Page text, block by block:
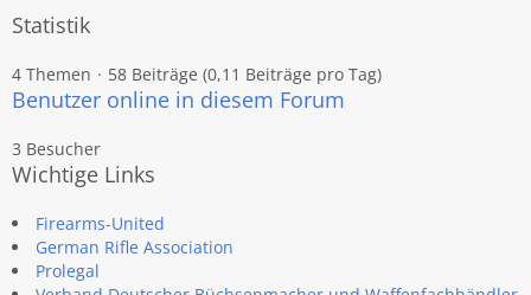
Statistik
4 Themen 58 Beiträge (0,11 Beiträge pro Tag)
Benutzer online in diesem Forum
3 Besucher
Wichtige Links
Firearms-United
German Rifle Association
Prolegal